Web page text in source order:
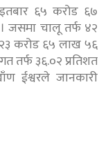
६५ करोड ६७
जसमा चालू तर्फ ४२
करोड ६५ लाख ५६
तर्फ ३६.०२ प्रतिशत
ईश्वरले जानकारी